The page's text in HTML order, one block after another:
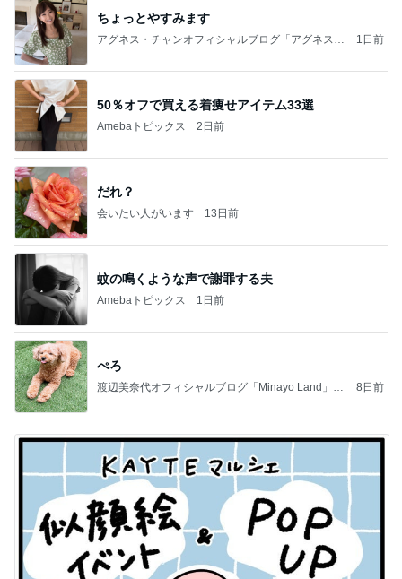
ちょっとやすみます
アグネス・チャンオフィシャルブログ「アグネスち
1日前
50％オフで買える着痩せアイテム33選
Amebaトピックス 2日前
だれ？
会いたい人がいます 13日前
蚊の鳴くような声で謝罪する夫
Amebaトピックス 1日前
ぺろ
渡辺美奈代オフィシャルブログ「Minayo Land」P
8日前